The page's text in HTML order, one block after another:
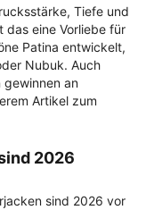
Tiefe und
das eine Vorliebe für
Patina entwickelt,
Nubuk. Auch
an
Artikel zum
2026
sind 2026 vor